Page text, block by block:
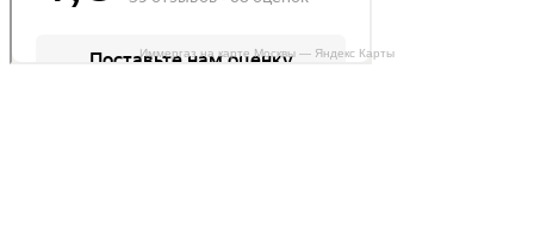
Иммергаз на карте Москвы — Яндекс Карты